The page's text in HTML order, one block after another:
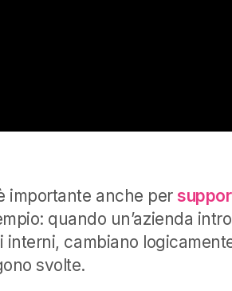
importante anche per
quando un’azienda
cambiano
svolte.